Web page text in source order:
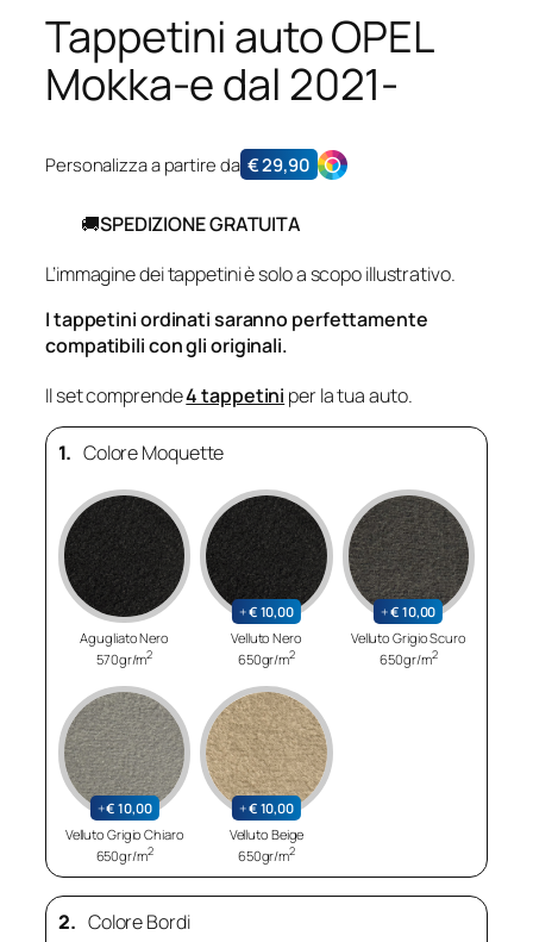
Tappetini auto OPEL
Mokka-e dal 2021-
Personalizza a partire da €29,90
🚚SPEDIZIONE GRATUITA
L’immagine dei tappetini è solo a scopo illustrativo.
I tappetini ordinati saranno perfettamente
compatibili con gli originali.
Il set comprende4 tappetini per la tua auto.
1. Colore Moquette
Agugliato Nero
570gr/m2
+€ 10,00
Velluto Nero
650gr/m2
+€ 10,00
Velluto Grigio Scuro
650gr/m2
+€ 10,00
Velluto Grigio Chiaro
650gr/m2
+€ 10,00
Velluto Beige
650gr/m2
2. Colore Bordi